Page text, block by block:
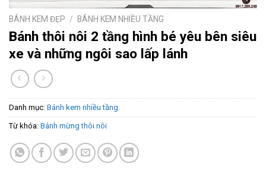
BÁNH KEM ĐẸP / BÁNH KEM NHIỀU TẦNG
Bánh thôi nôi 2 tầng hình bé yêu bên siêu
xe và những ngôi sao lấp lánh
Danh mục: Bánh kem nhiều tầng
Từ khóa: Bánh mừng thôi nôi